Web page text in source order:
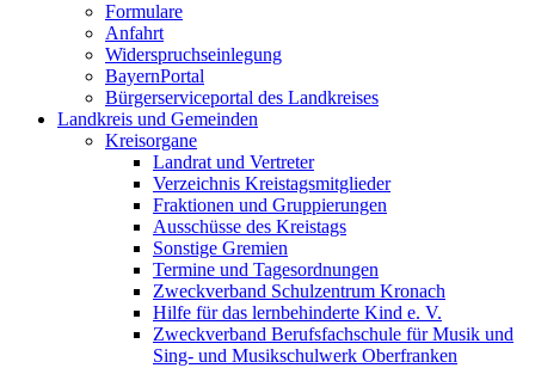
Formulare
Anfahrt
Widerspruchseinlegung
BayernPortal
Bürgerserviceportal des Landkreises
Landkreis und Gemeinden
Kreisorgane
Landrat und Vertreter
Verzeichnis Kreistagsmitglieder
Fraktionen und Gruppierungen
Ausschüsse des Kreistags
Sonstige Gremien
Termine und Tagesordnungen
Zweckverband Schulzentrum Kronach
Hilfe für das lernbehinderte Kind e. V.
Zweckverband Berufsfachschule für Musik und
Sing- und Musikschulwerk Oberfranken